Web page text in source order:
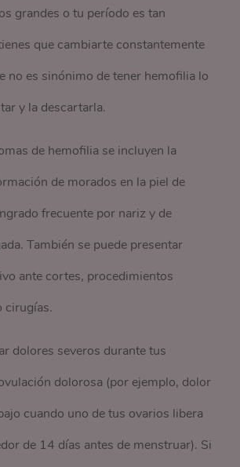
grandes o tu período es tan
que cambiarte constantemente
no es sinónimo de tener hemofilia lo
y la descartarla.
de hemofilia se incluyen la
de morados en la piel de
frecuente por nariz y de
También se puede presentar
ante cortes, procedimientos
cirugías.
dolores severos durante tus
dolorosa (por ejemplo, dolor
cuando uno de tus ovarios libera
de 14 días antes de menstruar). Si